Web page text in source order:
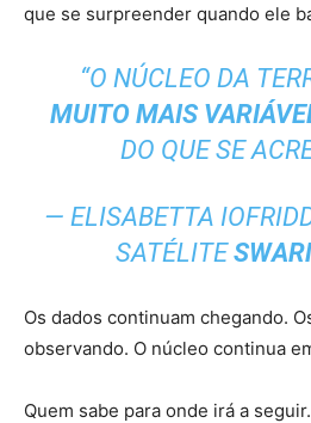
que se surpreender quando ele
“O NÚCLEO DA
MUITO MAIS
DO QUE SE
— ELISABETTA
SATÉLITE
Os dados continuam chegando.
observando. O núcleo continua
Quem sabe para onde irá a seguir.